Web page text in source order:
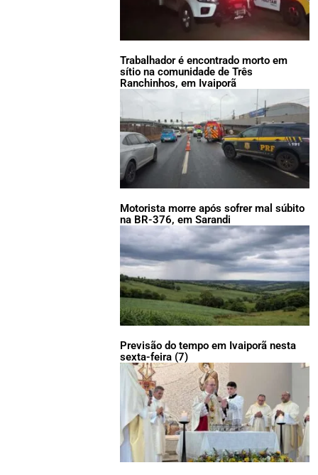
Trabalhador é encontrado morto em
sítio na comunidade de Três
Ranchinhos, em Ivaiporã
Motorista morre após sofrer mal súbito
na BR-376, em Sarandi
Previsão do tempo em Ivaiporã nesta
sexta-feira (7)